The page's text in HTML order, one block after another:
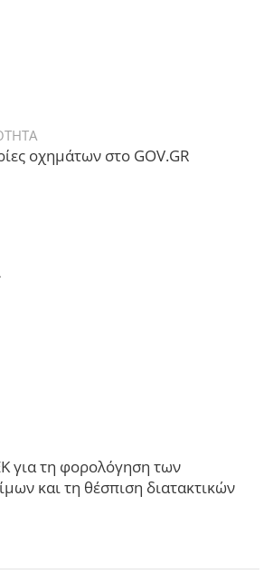
οχημάτων στο GOV.GR
για τη φορολόγηση των
και τη θέσπιση διατακτικών